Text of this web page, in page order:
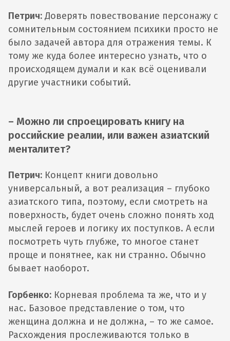
Петрич: Доверять повествование персонажу с
сомнительным состоянием психики просто не
было задачей автора для отражения темы. К
тому же куда более интересно узнать, что о
происходящем думали и как всё оценивали
другие участники событий.
– Можно ли спроецировать книгу на
российские реалии, или важен азиатский
менталитет?
Петрич: Концепт книги довольно
универсальный, а вот реализация – глубоко
азиатского типа, поэтому, если смотреть на
поверхность, будет очень сложно понять ход
мыслей героев и логику их поступков. А если
посмотреть чуть глубже, то многое станет
проще и понятнее, как ни странно. Обычно
бывает наоборот.
Горбенко: Корневая проблема та же, что и у
нас. Базовое представление о том, что
женщина должна и не должна, – то же самое.
Расхождения прослеживаются только в